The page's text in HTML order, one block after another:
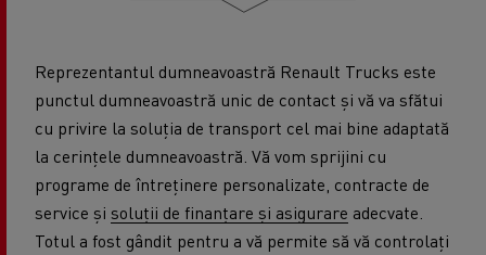
Reprezentantul dumneavoastră Renault Trucks este
punctul dumneavoastră unic de contact și vă va sfătui
cu privire la soluția de transport cel mai bine adaptată
la cerințele dumneavoastră. Vă vom sprijini cu
programe de întreținere personalizate, contracte de
service și soluții de finanțare și asigurare adecvate.
Totul a fost gândit pentru a vă permite să vă controlați